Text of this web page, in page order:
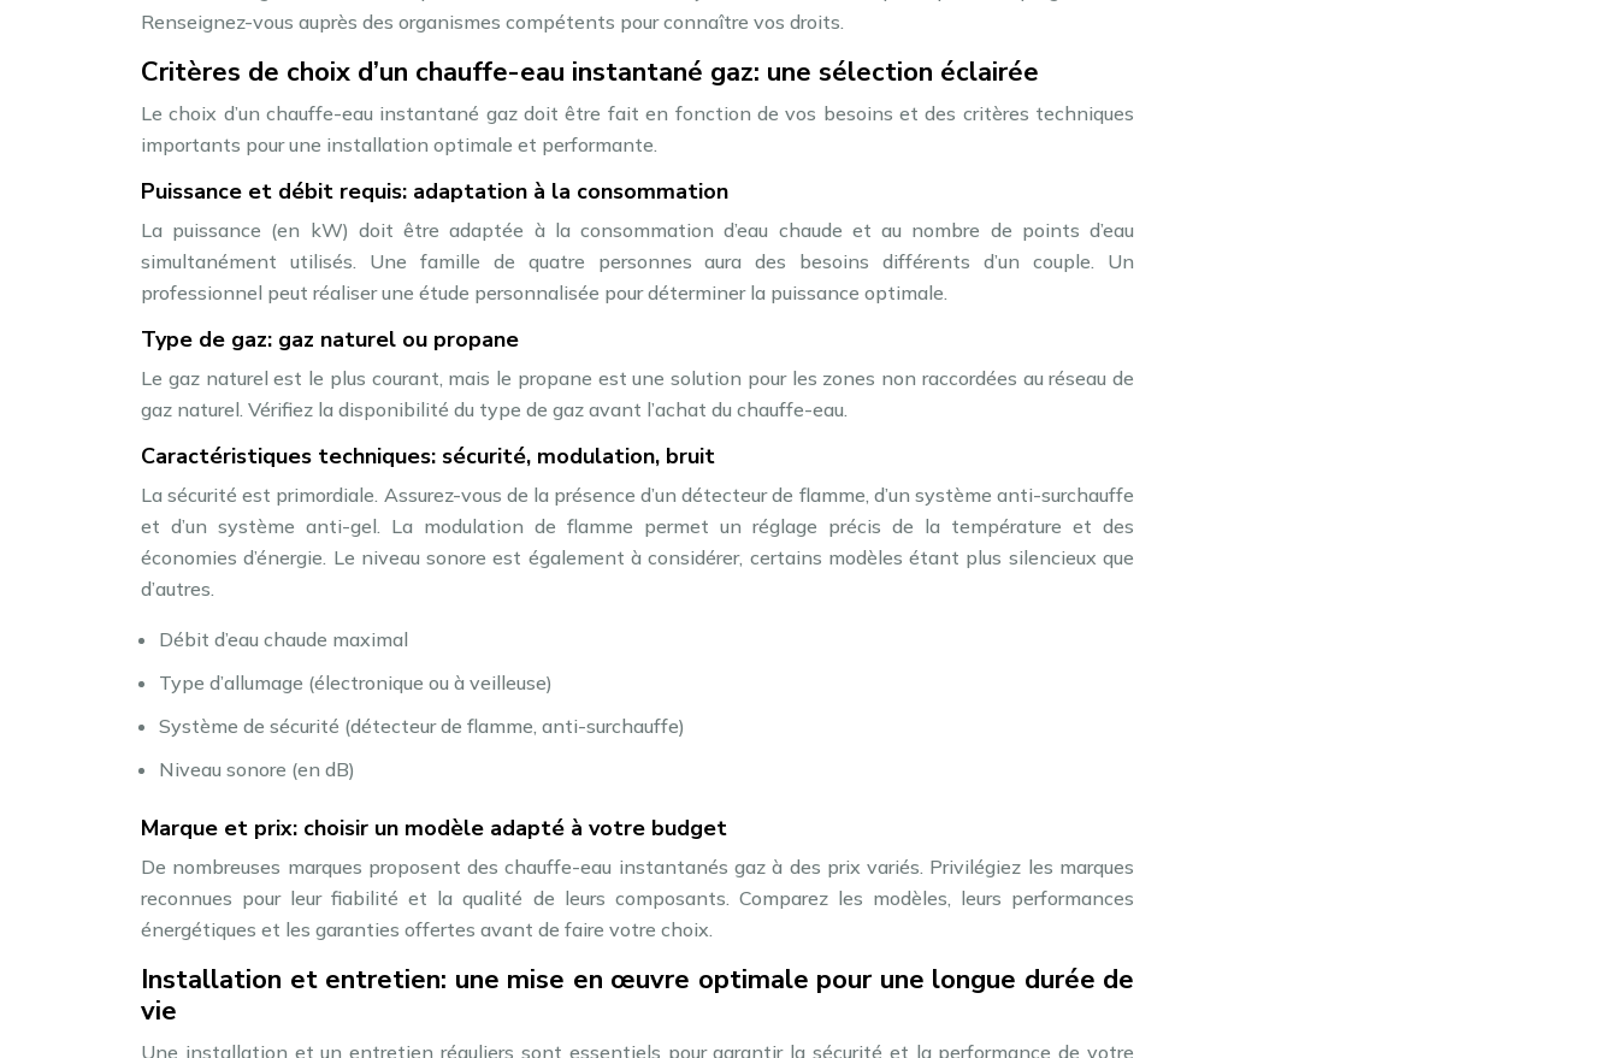
Renseignez-vous auprès des organismes compétents pour connaître vos droits.
Critères de choix d’un chauffe-eau instantané gaz: une sélection éclairée
Le choix d’un chauffe-eau instantané gaz doit être fait en fonction de vos besoins et des critères techniques
importants pour une installation optimale et performante.
Puissance et débit requis: adaptation à la consommation
La puissance (en kW) doit être adaptée à la consommation d’eau chaude et au nombre de points d’eau
simultanément utilisés. Une famille de quatre personnes aura des besoins différents d’un couple. Un
professionnel peut réaliser une étude personnalisée pour déterminer la puissance optimale.
Type de gaz: gaz naturel ou propane
Le gaz naturel est le plus courant, mais le propane est une solution pour les zones non raccordées au réseau de
gaz naturel. Vérifiez la disponibilité du type de gaz avant l’achat du chauffe-eau.
Caractéristiques techniques: sécurité, modulation, bruit
La sécurité est primordiale. Assurez-vous de la présence d’un détecteur de flamme, d’un système anti-surchauffe
et d’un système anti-gel. La modulation de flamme permet un réglage précis de la température et des
économies d’énergie. Le niveau sonore est également à considérer, certains modèles étant plus silencieux que
d’autres.
Débit d’eau chaude maximal
Type d’allumage (électronique ou à veilleuse)
Système de sécurité (détecteur de flamme, anti-surchauffe)
Niveau sonore (en dB)
Marque et prix: choisir un modèle adapté à votre budget
De nombreuses marques proposent des chauffe-eau instantanés gaz à des prix variés. Privilégiez les marques
reconnues pour leur fiabilité et la qualité de leurs composants. Comparez les modèles, leurs performances
énergétiques et les garanties offertes avant de faire votre choix.
Installation et entretien: une mise en œuvre optimale pour une longue durée de
vie
Une installation et un entretien réguliers sont essentiels pour garantir la sécurité et la performance de votre